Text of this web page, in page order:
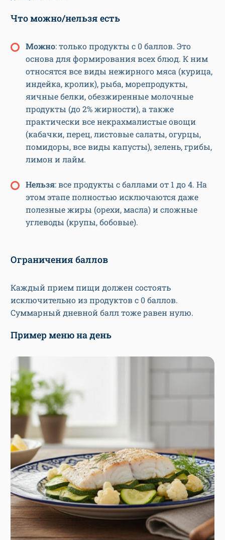
Что можно/нельзя есть
Можно: только продукты с 0 баллов. Это
основа для формирования всех блюд. К ним
относятся все виды нежирного мяса (курица,
индейка, кролик), рыба, морепродукты,
яичные белки, обезжиренные молочные
продукты (до 2% жирности), а также
практически все некрахмалистые овощи
(кабачки, перец, листовые салаты, огурцы,
помидоры, все виды капусты), зелень, грибы,
лимон и лайм.
Нельзя: все продукты с баллами от 1 до 4. На
этом этапе полностью исключаются даже
полезные жиры (орехи, масла) и сложные
углеводы (крупы, бобовые).
Ограничения баллов
Каждый прием пищи должен состоять
исключительно из продуктов с 0 баллов.
Суммарный дневной балл тоже равен нулю.
Пример меню на день